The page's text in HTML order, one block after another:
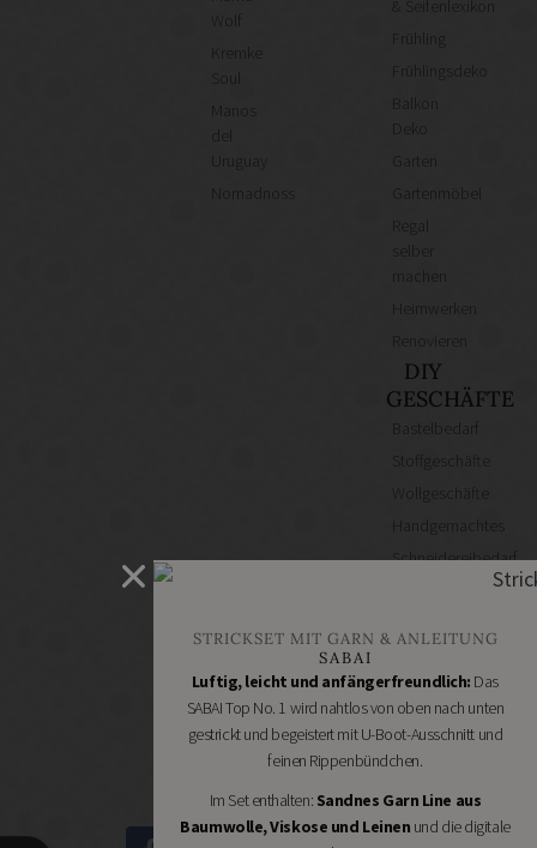
Wolf
Kremke
Manos
Uruguay
Nomadnoss
& Seifenlexikon
Frühling
Frühlingsdeko
Deko
Garten
Gartenmöbel
Regal
Heimwerken
DIY
GESCHÄFTE
Bastelbedarf
Stoffgeschäfte
Wollgeschäfte
Handgemachtes
Schneidereibedarf
Handarbeitszubehör
Online
Shops
Schmuckzubehör
Nähmaschinen
STRICKSET MIT GARN & ANLEITUNG
SABAI
Luftig, leicht und anfängerfreundlich: Das
SABAI Top No. 1 wird nahtlos von oben nach unten
gestrickt und begeistert mit U-Boot-Ausschnitt und
feinen Rippenbündchen.
Im Set enthalten: Sandnes Garn Line aus
Baumwolle, Viskose und Leinen und die digitale